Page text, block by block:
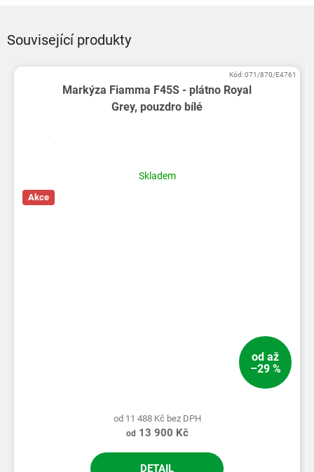
Související produkty
Markýza Fiamma F45S - plátno Royal
Grey, pouzdro bílé
produktu
Skladem
Akce
od až
–29 %
od 11 488 Kč bez DPH
od 13 900 Kč
DETAIL
Kód:071/870/E4761